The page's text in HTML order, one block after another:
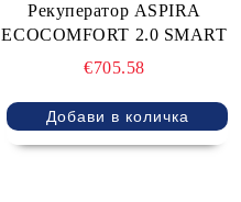
Рекуператор ASPIRA
ECOCOMFORT 2.0 SMART
€705.58